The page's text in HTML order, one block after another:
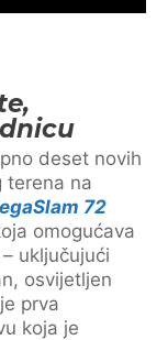
deset novih
terena na
72
omogućava
uključujući
osvijetljen
prva
koja je